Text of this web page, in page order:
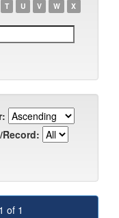
T U V W
X
of 1